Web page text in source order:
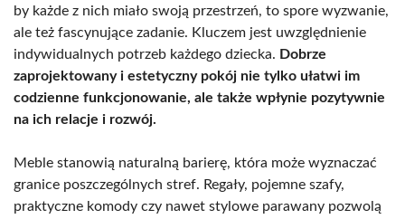
by każde z nich miało swoją przestrzeń, to spore wyzwanie,
ale też fascynujące zadanie. Kluczem jest uwzględnienie
indywidualnych potrzeb każdego dziecka. Dobrze
zaprojektowany i estetyczny pokój nie tylko ułatwi im
codzienne funkcjonowanie, ale także wpłynie pozytywnie
na ich relacje i rozwój.
Meble stanowią naturalną barierę, która może wyznaczać
granice poszczególnych stref. Regały, pojemne szafy,
praktyczne komody czy nawet stylowe parawany pozwolą